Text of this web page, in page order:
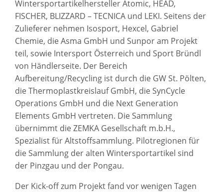
Wintersportartikelhersteller Atomic, HEAD,
FISCHER, BLIZZARD – TECNICA und LEKI. Seitens der
Zulieferer nehmen Isosport, Hexcel, Gabriel
Chemie, die Asma GmbH und Sunpor am Projekt
teil, sowie Intersport Österreich und Sport Bründl
von Händlerseite. Der Bereich
Aufbereitung/Recycling ist durch die GW St. Pölten,
die Thermoplastkreislauf GmbH, die SynCycle
Operations GmbH und die Next Generation
Elements GmbH vertreten. Die Sammlung
übernimmt die ZEMKA Gesellschaft m.b.H.,
Spezialist für Altstoffsammlung. Pilotregionen für
die Sammlung der alten Wintersportartikel sind
der Pinzgau und der Pongau.
Der Kick-off zum Projekt fand vor wenigen Tagen